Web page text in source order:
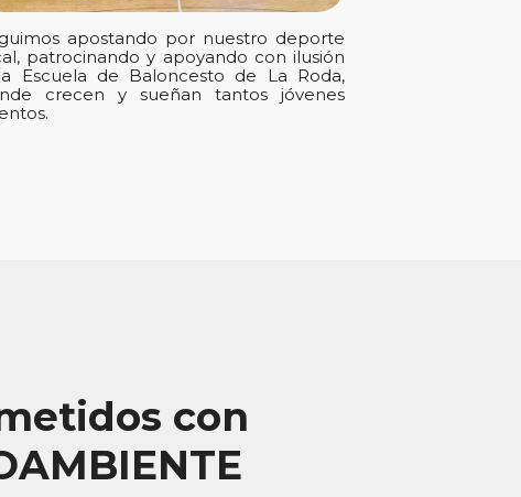
apostando por nuestro deporte
patrocinando y apoyando con ilusión
Escuela de Baloncesto de La Roda,
crecen y sueñan tantos jóvenes
con